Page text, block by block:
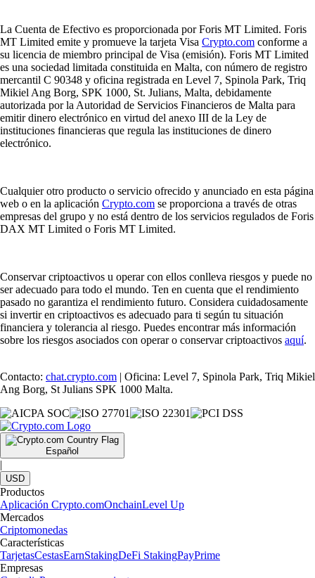
La Cuenta de Efectivo es proporcionada por Foris MT Limited. Foris
MT Limited emite y promueve la tarjeta Visa Crypto.com conforme a
su licencia de miembro principal de Visa (emisión). Foris MT Limited
es una sociedad limitada constituida en Malta, con número de registro
mercantil C 90348 y oficina registrada en Level 7, Spinola Park, Triq
Mikiel Ang Borg, SPK 1000, St. Julians, Malta, debidamente
autorizada por la Autoridad de Servicios Financieros de Malta para
emitir dinero electrónico en virtud del anexo III de la Ley de
instituciones financieras que regula las instituciones de dinero
electrónico.
Cualquier otro producto o servicio ofrecido y anunciado en esta página
web o en la aplicación Crypto.com se proporciona a través de otras
empresas del grupo y no está dentro de los servicios regulados de Foris
DAX MT Limited o Foris MT Limited.
Conservar criptoactivos u operar con ellos conlleva riesgos y puede no
ser adecuado para todo el mundo. Ten en cuenta que el rendimiento
pasado no garantiza el rendimiento futuro. Considera cuidadosamente
si invertir en criptoactivos es adecuado para ti según tu situación
financiera y tolerancia al riesgo. Puedes encontrar más información
sobre los riesgos asociados con operar o conservar criptoactivos aquí.
Contacto: chat.crypto.com | Oficina: Level 7, Spinola Park, Triq Mikiel
Ang Borg, St Julians SPK 1000 Malta.
Español
|
USD
Productos
Aplicación Crypto.comOnchainLevel Up
Mercados
Criptomonedas
Características
TarjetasCestasEarnStakingDeFi StakingPayPrime
Empresas